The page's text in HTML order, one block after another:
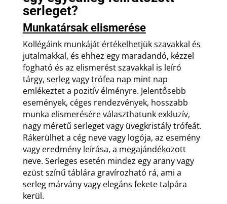
serleget?
Munkatársak elismerése
Kollégáink munkáját értékelhetjük szavakkal és
jutalmakkal, és ehhez egy maradandó, kézzel
fogható és az elismerést szavakkal is leíró
tárgy, serleg vagy trófea nap mint nap
emlékeztet a pozitív élményre. Jelentősebb
események, céges rendezvények, hosszabb
munka elismerésére választhatunk exkluzív,
nagy méretű serleget vagy üvegkristály trófeát.
Rákerülhet a cég neve vagy logója, az esemény
vagy eredmény leírása, a megajándékozott
neve. Serleges esetén mindez egy arany vagy
ezüst színű táblára gravírozható rá, ami a
serleg márvány vagy elegáns fekete talpára
kerül.